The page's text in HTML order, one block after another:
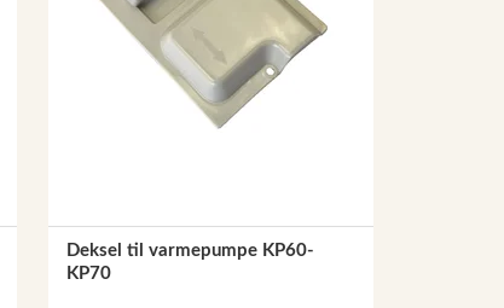
Deksel til varmepumpe KP60-
KP70